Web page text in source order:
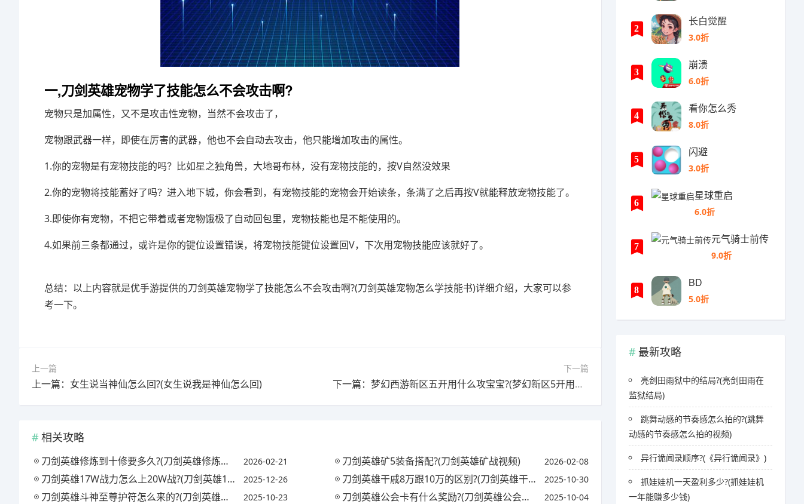
一,刀剑英雄宠物学了技能怎么不会攻击啊?
宠物只是加属性，又不是攻击性宠物，当然不会攻击了，
宠物跟武器一样，即使在厉害的武器，他也不会自动去攻击，他只能增加攻击的属性。
1.你的宠物是有宠物技能的吗？比如星之独角兽，大地哥布林，没有宠物技能的，按V自然没效果
2.你的宠物将技能蓄好了吗？进入地下城，你会看到，有宠物技能的宠物会开始读条，条满了之后再按V就能释放宠物技能了。
3.即使你有宠物，不把它带着或者宠物饿极了自动回包里，宠物技能也是不能使用的。
4.如果前三条都通过，或许是你的键位设置错误，将宠物技能键位设置回V，下次用宠物技能应该就好了。
总结：以上内容就是优手游提供的刀剑英雄宠物学了技能怎么不会攻击啊?(刀剑英雄宠物怎么学技能书)详细介绍，大家可以参
考一下。
上一篇
上一篇：女生说当神仙怎么回?(女生说我是神仙怎么回)
下一篇
下一篇：梦幻西游新区五开用什么攻宝宝?(梦幻新区5开用什么宝宝)
相关攻略
刀剑英雄修炼到十修要多久?(刀剑英雄修炼到十修要多久才能升级) 2026-02-21 刀剑英雄矿5装备搭配?(刀剑英雄矿战视频) 2026-02-08
刀剑英雄17W战力怎么上20W战?(刀剑英雄15w战力攻略) 2025-12-26 刀剑英雄干戚8万跟10万的区别?(刀剑英雄干戚给多少钱) 2025-10-30
刀剑英雄斗神至尊护符怎么来的?(刀剑英雄斗神演武) 2025-10-23 刀剑英雄公会卡有什么奖励?(刀剑英雄公会卡有什么用) 2025-10-04
2
长白觉醒
3.0折
3
崩溃
6.0折
4
看你怎么秀
8.0折
5
闪避
3.0折
6
星球重启
6.0折
7
元气骑士前传
9.0折
8
BD
5.0折
最新攻略
亮剑田雨狱中的结局?(亮剑田雨在
监狱结局)
跳舞动感的节奏感怎么拍的?(跳舞
动感的节奏感怎么拍的视频)
异行诡闻录顺序?(《异行诡闻录》)
抓娃娃机一天盈利多少?(抓娃娃机
一年能赚多少钱)